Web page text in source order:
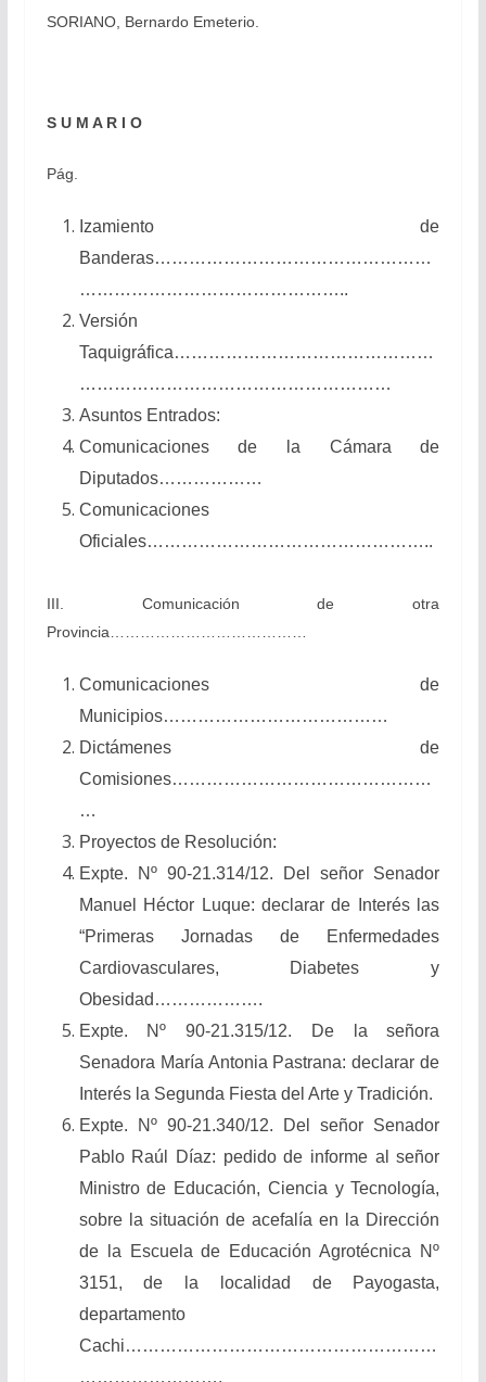
SORIANO, Bernardo Emeterio.
S U M A R I O
Pág.
Izamiento de
Banderas…………………………………………
………………………………………..
Versión
Taquigráfica………………………………………
………………………………………………
Asuntos Entrados:
Comunicaciones de la Cámara de
Diputados………………
Comunicaciones
Oficiales…………………………………………..
III. Comunicación de otra
Provincia…………………………………
Comunicaciones de
Municipios…………………………………
Dictámenes de
Comisiones………………………………………
…
Proyectos de Resolución:
Expte. Nº 90-21.314/12. Del señor Senador
Manuel Héctor Luque: declarar de Interés las
“Primeras Jornadas de Enfermedades
Cardiovasculares, Diabetes y
Obesidad……………….
Expte. Nº 90-21.315/12. De la señora
Senadora María Antonia Pastrana: declarar de
Interés la Segunda Fiesta del Arte y Tradición.
Expte. Nº 90-21.340/12. Del señor Senador
Pablo Raúl Díaz: pedido de informe al señor
Ministro de Educación, Ciencia y Tecnología,
sobre la situación de acefalía en la Dirección
de la Escuela de Educación Agrotécnica Nº
3151, de la localidad de Payogasta,
departamento
Cachi………………………………………………
…………………….